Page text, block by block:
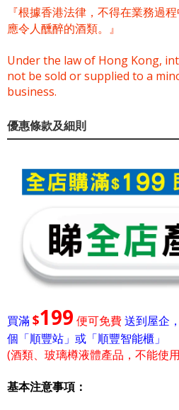
『根據香港法律，不得在業務過
應令人醺醉的酒類。』
Under the law of Hong Kong,
not be sold or supplied to a
business.
優惠條款及細則
買滿$199 便可免費送到屋企
個「順豐站」或「順豐智能櫃」
(酒類、玻璃樽液體產品，不能使
基本注意事項：